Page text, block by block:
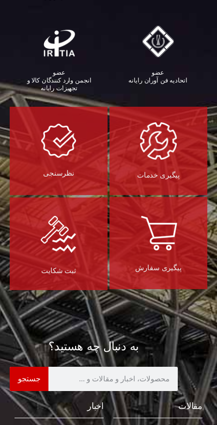
عضو
اتحادیه فن آوران رایانه
عضو
انجمن وارد کنندگان کالا و
تجهیزات رایانه‌
پیگیری خدمات نظرسنجی
پیگیری سفارش ثبت شکایت
به دنبال چه هستید؟
جستجو
مقالات اخبار